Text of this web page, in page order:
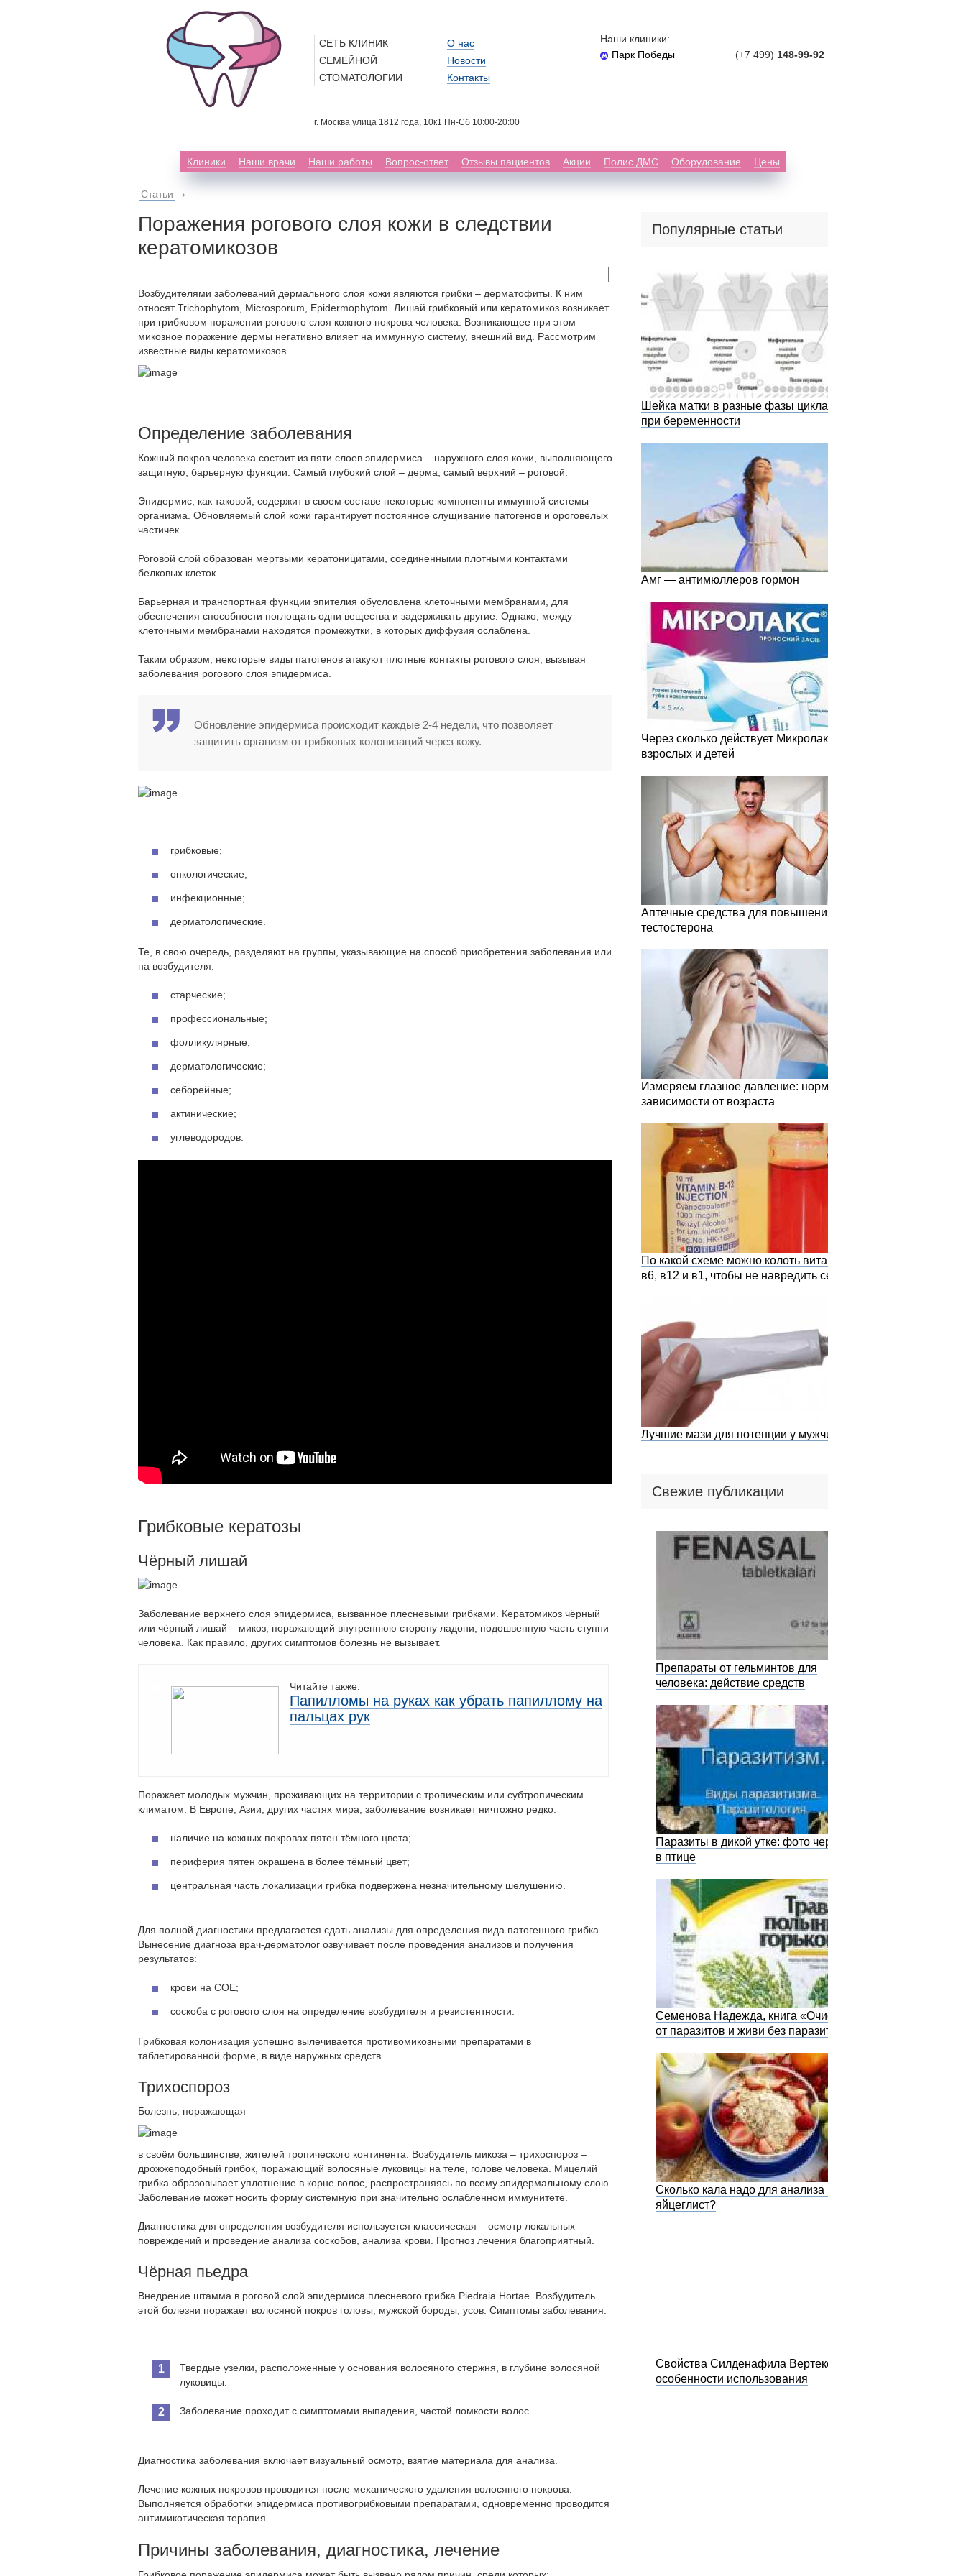
СЕТЬ КЛИНИК
СЕМЕЙНОЙ
СТОМАТОЛОГИИ
г. Москва улица 1812 года, 10к1 Пн-Сб 10:00-20:00
О нас
Новости
Контакты
Наши клиники:
Парк Победы
(+7 499) 148-99-92
Клиники Наши врачи Наши работы Вопрос-ответ Отзывы пациентов Акции Полис ДМС Оборудование Цены
Статьи ›
Поражения рогового слоя кожи в следствии
кератомикозов
Возбудителями заболеваний дермального слоя кожи являются грибки – дерматофиты. К ним
относят Trichophytom, Microsporum, Epidermophytom. Лишай грибковый или кератомикоз возникает
при грибковом поражении рогового слоя кожного покрова человека. Возникающее при этом
микозное поражение дермы негативно влияет на иммунную систему, внешний вид. Рассмотрим
известные виды кератомикозов.
Определение заболевания
Кожный покров человека состоит из пяти слоев эпидермиса – наружного слоя кожи, выполняющего
защитную, барьерную функции. Самый глубокий слой – дерма, самый верхний – роговой.
Эпидермис, как таковой, содержит в своем составе некоторые компоненты иммунной системы
организма. Обновляемый слой кожи гарантирует постоянное слущивание патогенов и ороговелых
частичек.
Роговой слой образован мертвыми кератоницитами, соединенными плотными контактами
белковых клеток.
Барьерная и транспортная функции эпителия обусловлена клеточными мембранами, для
обеспечения способности поглощать одни вещества и задерживать другие. Однако, между
клеточными мембранами находятся промежутки, в которых диффузия ослаблена.
Таким образом, некоторые виды патогенов атакуют плотные контакты рогового слоя, вызывая
заболевания рогового слоя эпидермиса.
Обновление эпидермиса происходит каждые 2-4 недели, что позволяет
защитить организм от грибковых колонизаций через кожу.
грибковые;
онкологические;
инфекционные;
дерматологические.
Те, в свою очередь, разделяют на группы, указывающие на способ приобретения заболевания или
на возбудителя:
старческие;
профессиональные;
фолликулярные;
дерматологические;
себорейные;
актинические;
углеводородов.
Грибковые кератозы
Чёрный лишай
Заболевание верхнего слоя эпидермиса, вызванное плесневыми грибками. Кератомикоз чёрный
или чёрный лишай – микоз, поражающий внутреннюю сторону ладони, подошвенную часть ступни
человека. Как правило, других симптомов болезнь не вызывает.
Читайте также:
Папилломы на руках как убрать папиллому на
пальцах рук
Поражает молодых мужчин, проживающих на территории с тропическим или субтропическим
климатом. В Европе, Азии, других частях мира, заболевание возникает ничтожно редко.
наличие на кожных покровах пятен тёмного цвета;
периферия пятен окрашена в более тёмный цвет;
центральная часть локализации грибка подвержена незначительному шелушению.
Для полной диагностики предлагается сдать анализы для определения вида патогенного грибка.
Вынесение диагноза врач-дерматолог озвучивает после проведения анализов и получения
результатов:
крови на СОЕ;
соскоба с рогового слоя на определение возбудителя и резистентности.
Грибковая колонизация успешно вылечивается противомикозными препаратами в
таблетированной форме, в виде наружных средств.
Трихоспороз
Болезнь, поражающая
в своём большинстве, жителей тропического континента. Возбудитель микоза – трихоспороз –
дрожжеподобный грибок, поражающий волосяные луковицы на теле, голове человека. Мицелий
грибка образовывает уплотнение в корне волос, распространяясь по всему эпидермальному слою.
Заболевание может носить форму системную при значительно ослабленном иммунитете.
Диагностика для определения возбудителя используется классическая – осмотр локальных
повреждений и проведение анализа соскобов, анализа крови. Прогноз лечения благоприятный.
Чёрная пьедра
Внедрение штамма в роговой слой эпидермиса плесневого грибка Piedraia Hortae. Возбудитель
этой болезни поражает волосяной покров головы, мужской бороды, усов. Симптомы заболевания:
Твердые узелки, расположенные у основания волосяного стержня, в глубине волосяной
луковицы.
Заболевание проходит с симптомами выпадения, частой ломкости волос.
Диагностика заболевания включает визуальный осмотр, взятие материала для анализа.
Лечение кожных покровов проводится после механического удаления волосяного покрова.
Выполняется обработки эпидермиса противогрибковыми препаратами, одновременно проводится
антимикотическая терапия.
Причины заболевания, диагностика, лечение
Популярные статьи
Шейка матки в разные фазы цикла и
при беременности
Амг — антимюллеров гормон
Через сколько действует Микролакс у
взрослых и детей
Аптечные средства для повышения
тестостерона
Измеряем глазное давление: норма в
зависимости от возраста
По какой схеме можно колоть витамины
в6, в12 и в1, чтобы не навредить себе?
Лучшие мази для потенции у мужчин
Свежие публикации
Препараты от гельминтов для
человека: действие средств
Паразиты в дикой утке: фото червей
в птице
Семенова Надежда, книга «Очистись
от паразитов и живи без паразитов»
Сколько кала надо для анализа на
яйцеглист?
Свойства Силденафила Вертекс и
особенности использования